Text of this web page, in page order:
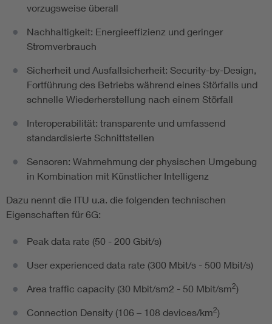
vorzugsweise überall
Nachhaltigkeit: Energieeffizienz und geringer
Stromverbrauch
Sicherheit und Ausfallsicherheit: Security-by-Design,
Fortführung des Betriebs während eines Störfalls und
schnelle Wiederherstellung nach einem Störfall
Interoperabilität: transparente und umfassend
standardisierte Schnittstellen
Sensoren: Wahrnehmung der physischen Umgebung
in Kombination mit Künstlicher Intelligenz
Dazu nennt die ITU u.a. die folgenden technischen
Eigenschaften für 6G:
Peak data rate (50 - 200 Gbit/s)
User experienced data rate (300 Mbit/s - 500 Mbit/s)
Area traffic capacity (30 Mbit/sm2 - 50 Mbit/sm2)
Connection Density (106 – 108 devices/km2)